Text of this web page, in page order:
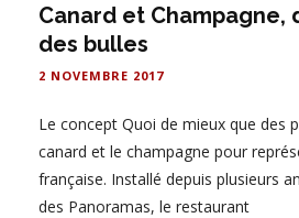
Canard et Champagne,
des bulles
2 NOVEMBRE 2017
Le concept Quoi de mieux que des
canard et le champagne pour
française. Installé depuis plusieurs
des Panoramas, le restaurant